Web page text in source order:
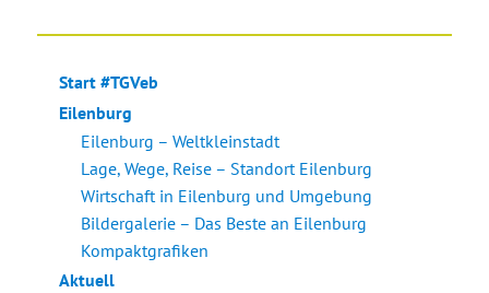
Start #TGVeb
Eilenburg
Eilenburg – Weltkleinstadt
Lage, Wege, Reise – Standort Eilenburg
Wirtschaft in Eilenburg und Umgebung
Bildergalerie – Das Beste an Eilenburg
Kompaktgrafiken
Aktuell